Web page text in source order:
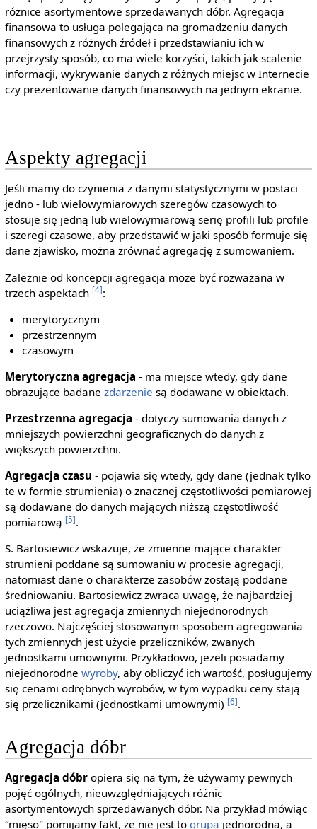
różnice asortymentowe sprzedawanych dóbr. Agregacja
finansowa to usługa polegająca na gromadzeniu danych
finansowych z różnych źródeł i przedstawianiu ich w
przejrzysty sposób, co ma wiele korzyści, takich jak scalenie
informacji, wykrywanie danych z różnych miejsc w Internecie
czy prezentowanie danych finansowych na jednym ekranie.
Aspekty agregacji
Jeśli mamy do czynienia z danymi statystycznymi w postaci
jedno - lub wielowymiarowych szeregów czasowych to
stosuje się jedną lub wielowymiarową serię profili lub profile
i szeregi czasowe, aby przedstawić w jaki sposób formuje się
dane zjawisko, można zrównać agregację z sumowaniem.
Zależnie od koncepcji agregacja może być rozważana w
trzech aspektach [4]:
merytorycznym
przestrzennym
czasowym
Merytoryczna agregacja - ma miejsce wtedy, gdy dane
obrazujące badane zdarzenie są dodawane w obiektach.
Przestrzenna agregacja - dotyczy sumowania danych z
mniejszych powierzchni geograficznych do danych z
większych powierzchni.
Agregacja czasu - pojawia się wtedy, gdy dane (jednak tylko
te w formie strumienia) o znacznej częstotliwości pomiarowej
są dodawane do danych mających niższą częstotliwość
pomiarową [5].
S. Bartosiewicz wskazuje, że zmienne mające charakter
strumieni poddane są sumowaniu w procesie agregacji,
natomiast dane o charakterze zasobów zostają poddane
średniowaniu. Bartosiewicz zwraca uwagę, że najbardziej
uciążliwa jest agregacja zmiennych niejednorodnych
rzeczowo. Najczęściej stosowanym sposobem agregowania
tych zmiennych jest użycie przeliczników, zwanych
jednostkami umownymi. Przykładowo, jeżeli posiadamy
niejednorodne wyroby, aby obliczyć ich wartość, posługujemy
się cenami odrębnych wyrobów, w tym wypadku ceny stają
się przelicznikami (jednostkami umownymi) [6].
Agregacja dóbr
Agregacja dóbropiera się na tym, że używamy pewnych
pojęć ogólnych, nieuwzględniających różnic
asortymentowych sprzedawanych dóbr. Na przykład mówiąc
“mięso" pomijamy fakt, że nie jest to grupa jednorodna, a